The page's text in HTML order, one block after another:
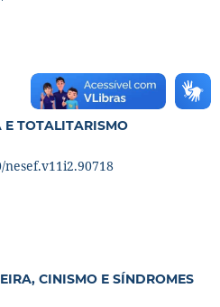
E TOTALITARISMO
CINISMO E SÍNDROMES